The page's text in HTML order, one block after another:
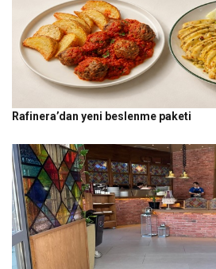
Rafinera’dan yeni beslenme paketi